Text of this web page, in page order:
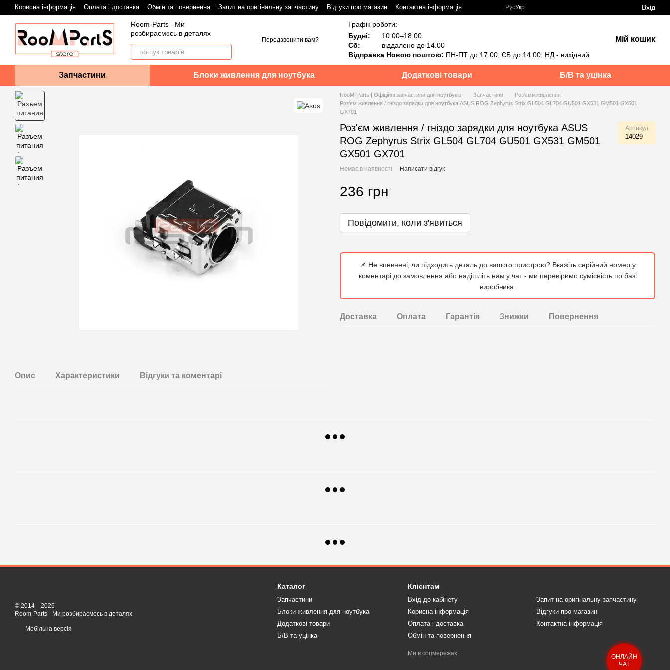
Перейти до основного контенту
Корисна інформація Оплата і доставка Обмін та повернення Запит на оригінальну запчастину Відгуки про магазин Контактна інформація РусУкр Вхід
Room-Parts - Ми
розбираємось в деталях
Передзвонити вам?
Графік роботи:
Будні:
10:00–18:00
Сб:
віддалено до 14.00
Відправка Новою поштою: ПН-ПТ до 17.00; СБ до 14.00; НД - вихідний
Мій кошик
Запчастини Блоки живлення для ноутбука Додаткові товари Б/В та уцінка
Опис Характеристики Відгуки та коментарi
RooM-Parts | Офіційні запчастини для ноутбуків Запчастини
Роз'єми живлення
Роз'єм живлення / гніздо зарядки для ноутбука ASUS ROG Zephyrus Strix GL504 GL704 GU501 GX531 GM501 GX501
GX701
Роз'єм живлення / гніздо зарядки для ноутбука ASUS
ROG Zephyrus Strix GL504 GL704 GU501 GX531 GM501
GX501 GX701
Артикул
14029
Немає в наявності Написати відгук
236 грн
Повідомити, коли з'явиться
📌 Не впевнені, чи підходить деталь до вашого пристрою? Вкажіть серійний номер у
коментарі до замовлення або надішліть нам у чат - ми перевіримо сумісність по базі
виробника.
Доставка Оплата Гарантія Знижки Повернення
© 2014—2026
Room-Parts - Ми розбираємось в деталях
Мобільна версія
Каталог
Запчастини
Блоки живлення для ноутбука
Додаткові товари
Б/В та уцінка
Клієнтам
Вхід до кабінету
Корисна інформація
Оплата і доставка
Обмін та повернення
Запит на оригінальну запчастину
Відгуки про магазин
Контактна інформація
Ми в соцмережах
ОНЛАЙН
ЧАТ